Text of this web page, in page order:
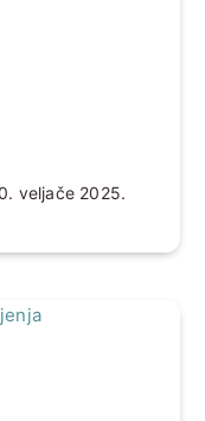
veljače 2025.